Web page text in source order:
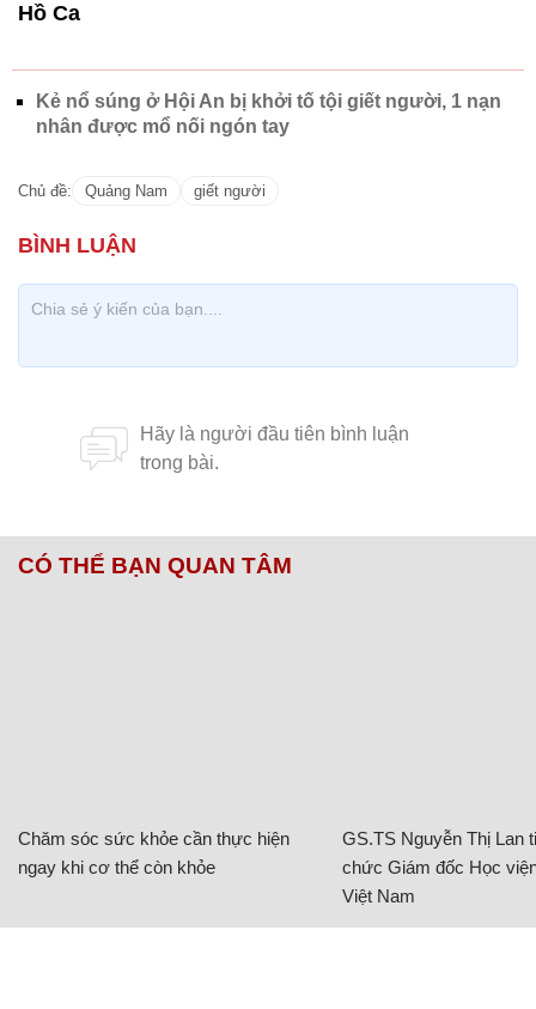
Hồ Ca
Kẻ nổ súng ở Hội An bị khởi tố tội giết người, 1 nạn
nhân được mổ nối ngón tay
Chủ đề: Quảng Nam giết người
CÓ THỂ BẠN QUAN TÂM
Chăm sóc sức khỏe cần thực hiện
ngay khi cơ thể còn khỏe
GS.TS Nguyễn Thị Lan
chức Giám đốc Học
Việt Nam